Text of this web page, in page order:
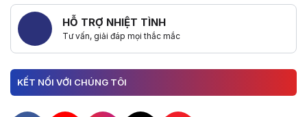
HỖ TRỢ NHIỆT TÌNH
Tư vấn, giải đáp mọi thắc mắc
KẾT NỐI VỚI CHÚNG TÔI